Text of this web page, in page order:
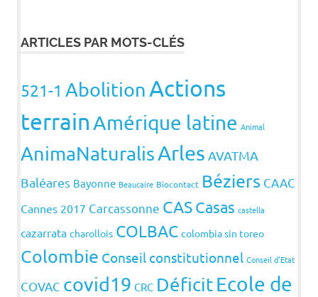
ARTICLES PAR MOTS-CLÉS
521-1 AbolitionActions
terrainAmérique latine Animal
AnimaNaturalisArles AVATMA
Baléares Bayonne Beaucaire Biocontact Béziers CAAC
Cannes 2017 Carcassonne CASCasas castella
cazarrata charollois COLBAC colombia sin toreo
Colombie Conseil constitutionnel Conseil d'Etat
COVAC covid19 CRC DéficitEcole de